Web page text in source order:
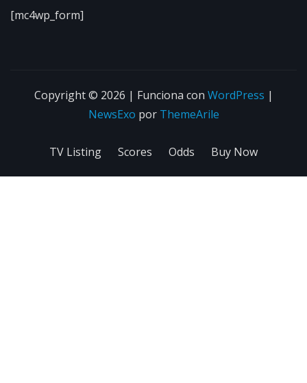
[mc4wp_form]
Copyright © 2026 | Funciona con WordPress |
NewsExo por ThemeArile
TV Listing Scores Odds Buy Now